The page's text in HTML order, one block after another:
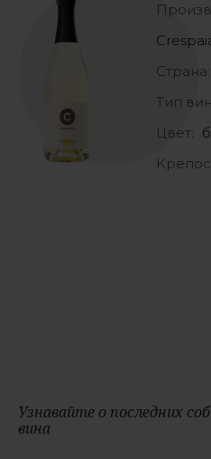
Страна:
Тип
Цвет:
Узнавайте о последних
вина